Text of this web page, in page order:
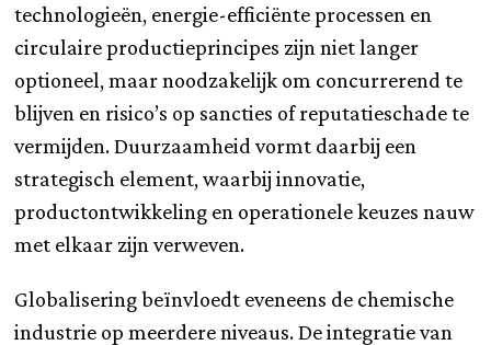
technologieën, energie-efficiënte processen en
circulaire productieprincipes zijn niet langer
optioneel, maar noodzakelijk om concurrerend te
blijven en risico’s op sancties of reputatieschade te
vermijden. Duurzaamheid vormt daarbij een
strategisch element, waarbij innovatie,
productontwikkeling en operationele keuzes nauw
met elkaar zijn verweven.
Globalisering beïnvloedt eveneens de chemische
industrie op meerdere niveaus. De integratie van